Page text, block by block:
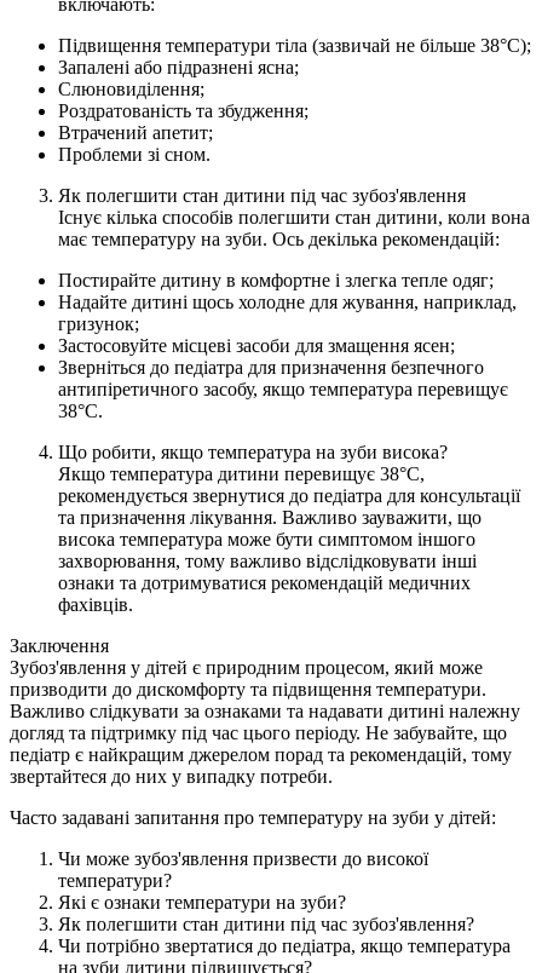
Підвищення температури тіла (зазвичай не більше 38°C);
Запалені або підразнені ясна;
Слюновиділення;
Роздратованість та збудження;
Втрачений апетит;
Проблеми зі сном.
Як полегшити стан дитини під час зубоз'явлення
Існує кілька способів полегшити стан дитини, коли вона
має температуру на зуби. Ось декілька рекомендацій:
Постирайте дитину в комфортне і злегка тепле одяг;
Надайте дитині щось холодне для жування, наприклад,
гризунок;
Застосовуйте місцеві засоби для змащення ясен;
Зверніться до педіатра для призначення безпечного
антипіретичного засобу, якщо температура перевищує
38°C.
Що робити, якщо температура на зуби висока?
Якщо температура дитини перевищує 38°C,
рекомендується звернутися до педіатра для консультації
та призначення лікування. Важливо зауважити, що
висока температура може бути симптомом іншого
захворювання, тому важливо відслідковувати інші
ознаки та дотримуватися рекомендацій медичних
фахівців.
Заключення
Зубоз'явлення у дітей є природним процесом, який може
призводити до дискомфорту та підвищення температури.
Важливо слідкувати за ознаками та надавати дитині належну
догляд та підтримку під час цього періоду. Не забувайте, що
педіатр є найкращим джерелом порад та рекомендацій, тому
звертайтеся до них у випадку потреби.
Часто задавані запитання про температуру на зуби у дітей:
Чи може зубоз'явлення призвести до високої
температури?
Які є ознаки температури на зуби?
Як полегшити стан дитини під час зубоз'явлення?
Чи потрібно звертатися до педіатра, якщо температура
на зуби дитини підвищується?